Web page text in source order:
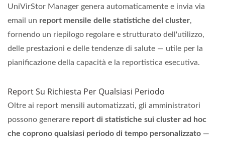
UniVirStor Manager genera automaticamente e invia via
email un report mensile delle statistiche del cluster,
fornendo un riepilogo regolare e strutturato dell'utilizzo,
delle prestazioni e delle tendenze di salute — utile per la
pianificazione della capacità e la reportistica esecutiva.
Report Su Richiesta Per Qualsiasi Periodo
Oltre ai report mensili automatizzati, gli amministratori
possono generare report di statistiche sui cluster ad hoc
che coprono qualsiasi periodo di tempo personalizzato —